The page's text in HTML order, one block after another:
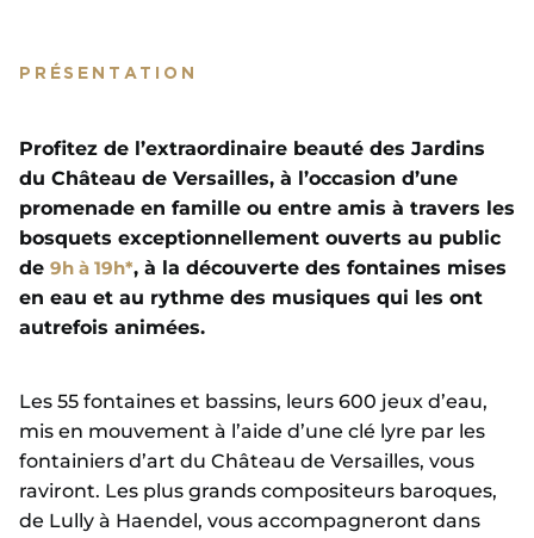
PRÉSENTATION
Profitez de l’extraordinaire beauté des Jardins
du Château de Versailles, à l’occasion d’une
promenade en famille ou entre amis à travers les
bosquets exceptionnellement ouverts au public
de 9h à 19h*, à la découverte des fontaines mises
en eau et au rythme des musiques qui les ont
autrefois animées.
Les 55 fontaines et bassins, leurs 600 jeux d’eau,
mis en mouvement à l’aide d’une clé lyre par les
fontainiers d’art du Château de Versailles, vous
raviront. Les plus grands compositeurs baroques,
de Lully à Haendel, vous accompagneront dans